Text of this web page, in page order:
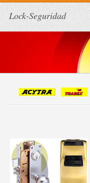
Lock-Seguridad